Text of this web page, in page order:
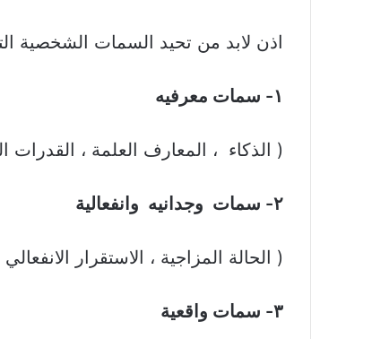
اذن لابد من تحيد السمات الشخصية
١- سمات معرفيه
( الذكاء ، المعارف العلمة ، القدرات
٢- سمات وجدانيه وانفعالية
( الحالة المزاجية ، الاستقرار الانفعالي
٣- سمات واقعية